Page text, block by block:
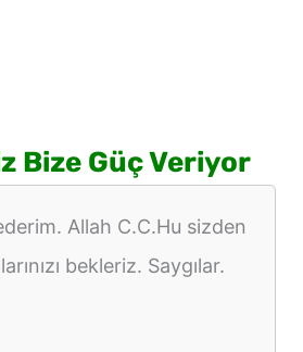
Bize Güç Veriyor
Allah C.C.Hu sizden
bekleriz. Saygılar.